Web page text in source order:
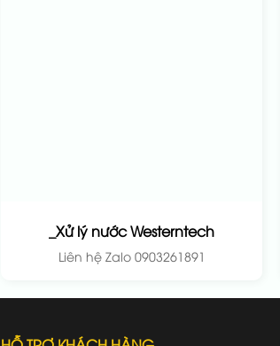
_Xử lý nước Westerntech
Liên hệ Zalo 0903261891